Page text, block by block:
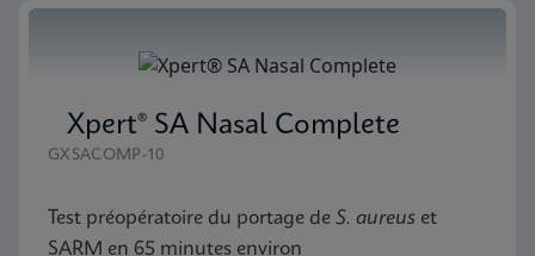
Xpert® SA Nasal Complete
GXSACOMP-10
Test préopératoire du portage de S. aureus et
SARM en 65 minutes environ